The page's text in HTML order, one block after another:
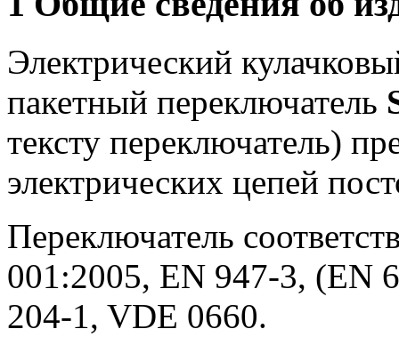
Электрический
пакетный переключатель
тексту переключатель)
электрических цепей
Переключатель
001:2005, EN 947-3, (EN
204-1, VDE 0660.